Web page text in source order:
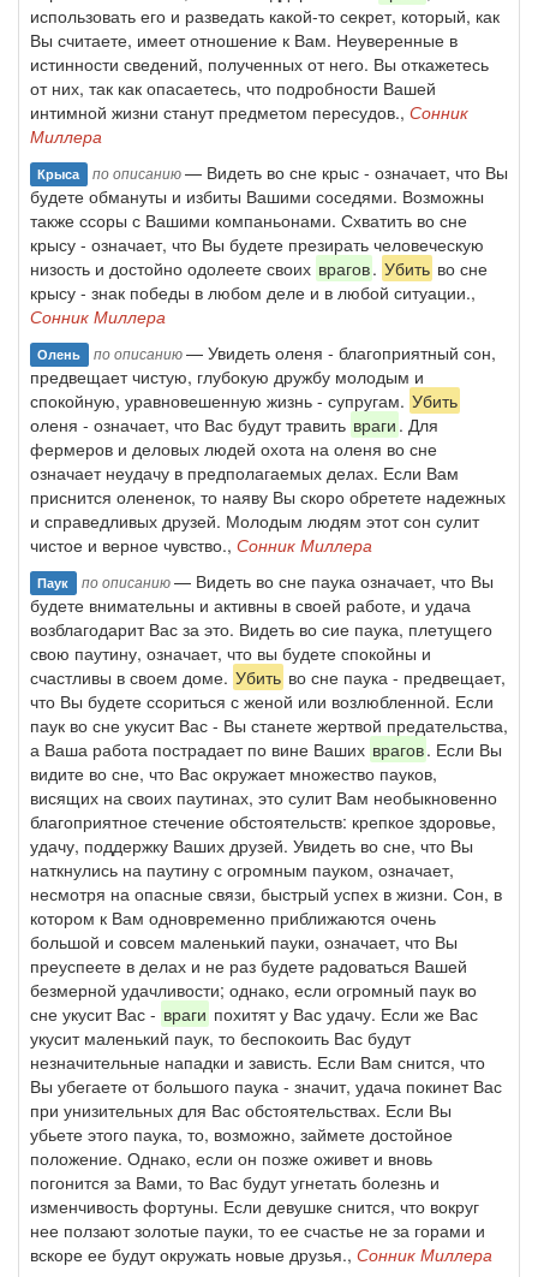
использовать его и разведать какой-то секрет, который, как
Вы считаете, имеет отношение к Вам. Неуверенные в
истинности сведений, полученных от него. Вы откажетесь
от них, так как опасаетесь, что подробности Вашей
интимной жизни станут предметом пересудов., Сонник
Миллера
Крыса по описанию— Видеть во сне крыс - означает, что Вы
будете обмануты и избиты Вашими соседями. Возможны
также ссоры с Вашими компаньонами. Схватить во сне
крысу - означает, что Вы будете презирать человеческую
низость и достойно одолеете своих врагов. Убить во сне
крысу - знак победы в любом деле и в любой ситуации.,
Сонник Миллера
Олень по описанию— Увидеть оленя - благоприятный сон,
предвещает чистую, глубокую дружбу молодым и
спокойную, уравновешенную жизнь - супругам. Убить
оленя - означает, что Вас будут травить враги . Для
фермеров и деловых людей охота на оленя во сне
означает неудачу в предполагаемых делах. Если Вам
приснится олененок, то наяву Вы скоро обретете надежных
и справедливых друзей. Молодым людям этот сон сулит
чистое и верное чувство., Сонник Миллера
Паук по описанию— Видеть во сне паука означает, что Вы
будете внимательны и активны в своей работе, и удача
возблагодарит Вас за это. Видеть во сие паука, плетущего
свою паутину, означает, что вы будете спокойны и
счастливы в своем доме. Убить во сне паука - предвещает,
что Вы будете ссориться с женой или возлюбленной. Если
паук во сне укусит Вас - Вы станете жертвой предательства,
а Ваша работа пострадает по вине Ваших врагов. Если Вы
видите во сне, что Вас окружает множество пауков,
висящих на своих паутинах, это сулит Вам необыкновенно
благоприятное стечение обстоятельств: крепкое здоровье,
удачу, поддержку Ваших друзей. Увидеть во сне, что Вы
наткнулись на паутину с огромным пауком, означает,
несмотря на опасные связи, быстрый успех в жизни. Сон, в
котором к Вам одновременно приближаются очень
большой и совсем маленький пауки, означает, что Вы
преуспеете в делах и не раз будете радоваться Вашей
безмерной удачливости; однако, если огромный паук во
сне укусит Вас - враги похитят у Вас удачу. Если же Вас
укусит маленький паук, то беспокоить Вас будут
незначительные нападки и зависть. Если Вам снится, что
Вы убегаете от большого паука - значит, удача покинет Вас
при унизительных для Вас обстоятельствах. Если Вы
убьете этого паука, то, возможно, займете достойное
положение. Однако, если он позже оживет и вновь
погонится за Вами, то Вас будут угнетать болезнь и
изменчивость фортуны. Если девушке снится, что вокруг
нее ползают золотые пауки, то ее счастье не за горами и
вскоре ее будут окружать новые друзья., Сонник Миллера